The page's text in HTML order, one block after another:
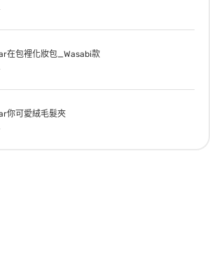
在包裡化妝包_Wasabi款
你可愛絨毛髮夾